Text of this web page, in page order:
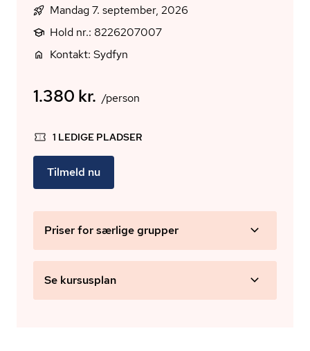
Mandag 7. september, 2026
Hold nr.: 8226207007
Kontakt: Sydfyn
1.380 kr. /person
1 LEDIGE PLADSER
Tilmeld nu
Priser for særlige grupper
Se kursusplan